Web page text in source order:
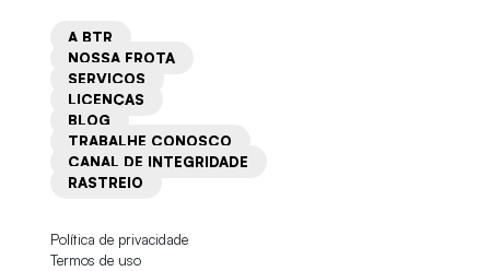
A BTR
NOSSA FROTA
SERVIÇOS
LICENÇAS
BLOG
TRABALHE CONOSCO
CANAL DE INTEGRIDADE
RASTREIO
Política de privacidade
Termos de uso